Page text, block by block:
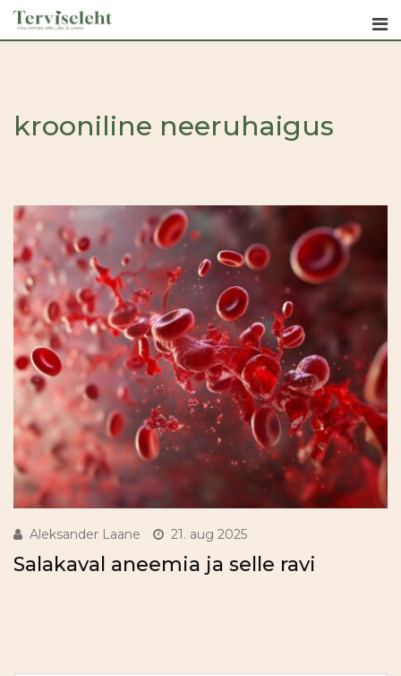
Skip
krooniline neeruhaigus
Aleksander Laane 21. aug 2025
Salakaval aneemia ja selle ravi